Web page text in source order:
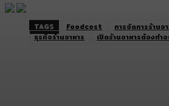
TAGS Foodcost การจัดการร้านอ
ธุรกิจร้านอาหาร
เปิดร้านอาหารต้องทำอ